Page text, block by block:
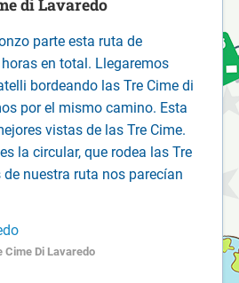
di Lavaredo
parte esta ruta de
en total. Llegaremos
bordeando las Tre Cime di
por el mismo camino. Esta
vistas de las Tre Cime.
la circular, que rodea las Tre
nuestra ruta nos parecían
Cime Di Lavaredo